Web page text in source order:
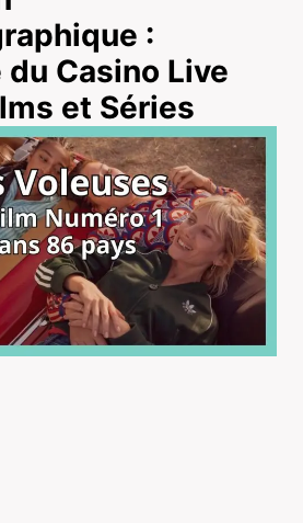
:
du Casino Live
et Séries